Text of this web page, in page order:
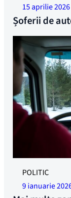
15 aprilie 2026
Șoferii de
În prezent se
deschise non-
POLITIC
9 ianuarie